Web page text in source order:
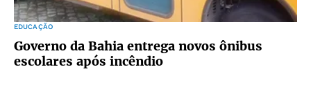
EDUCAÇÃO
Governo da Bahia entrega novos ônibus
escolares após incêndio